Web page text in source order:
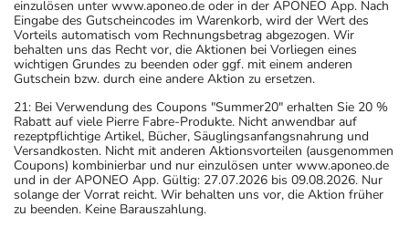
einzulösen unter www.aponeo.de oder in der APONEO App. Nach
Eingabe des Gutscheincodes im Warenkorb, wird der Wert des
Vorteils automatisch vom Rechnungsbetrag abgezogen. Wir
behalten uns das Recht vor, die Aktionen bei Vorliegen eines
wichtigen Grundes zu beenden oder ggf. mit einem anderen
Gutschein bzw. durch eine andere Aktion zu ersetzen.
21: Bei Verwendung des Coupons "Summer20" erhalten Sie 20 %
Rabatt auf viele Pierre Fabre-Produkte. Nicht anwendbar auf
rezeptpflichtige Artikel, Bücher, Säuglingsanfangsnahrung und
Versandkosten. Nicht mit anderen Aktionsvorteilen (ausgenommen
Coupons) kombinierbar und nur einzulösen unter www.aponeo.de
und in der APONEO App. Gültig: 27.07.2026 bis 09.08.2026. Nur
solange der Vorrat reicht. Wir behalten uns vor, die Aktion früher
zu beenden. Keine Barauszahlung.